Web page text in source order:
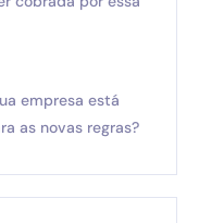
empresa está
as novas regras?